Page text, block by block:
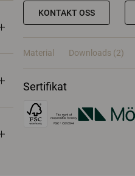
KONTAKT OSS
Material Downloads (2)
Sertifikat